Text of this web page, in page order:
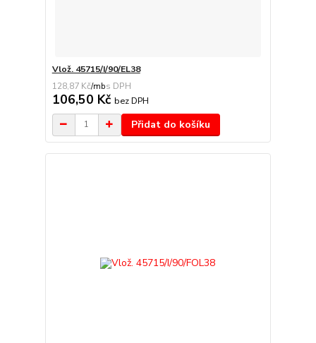
Vlož. 45715/I/90/EL38
128,87 Kč/mb
106,50 Kč bez DPH
Přidat do košíku